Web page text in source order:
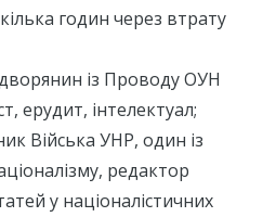
годин через втрату
із Проводу ОУН
ерудит, інтелектуал;
Війська УНР, один із
редактор
у націоналістичних